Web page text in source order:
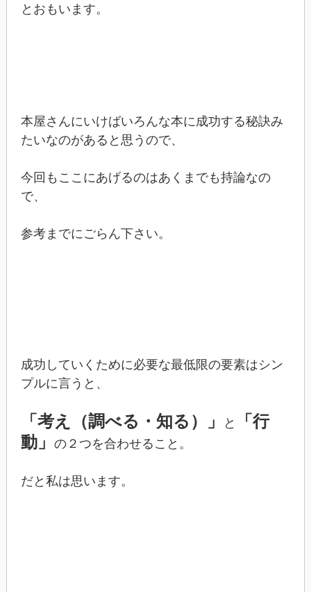
とおもいます。
本屋さんにいけばいろんな本に成功する秘訣み
たいなのがあると思うので、
今回もここにあげるのはあくまでも持論なの
で、
参考までにごらん下さい。
成功していくために必要な最低限の要素はシン
プルに言うと、
「考え（調べる・知る）」 と
「行
動」
の２つを合わせること。
だと私は思います。